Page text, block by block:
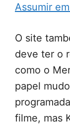
Assumir
O site
deve ter o
como o
papel
filme, mas